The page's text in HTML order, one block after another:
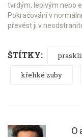
tvrdým, lepivým nebo
Pokračování v
převést ji v
ŠTÍTKY:
křehké zuby
O